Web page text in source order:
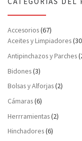
Accesorios(67)
Aceites y Limpiadores
Antipinchazos y Parches
Bidones(3)
Bolsas y Alforjas(2)
Cámaras(6)
Herrramientas(2)
Hinchadores(6)